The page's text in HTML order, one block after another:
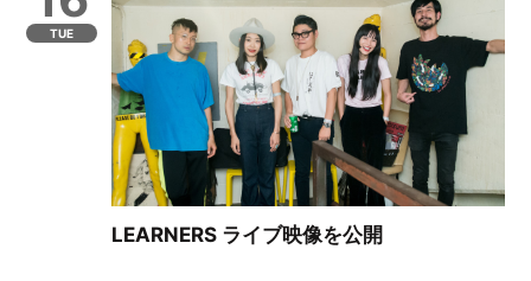
TUE
LEARNERS ライブ映像を公開